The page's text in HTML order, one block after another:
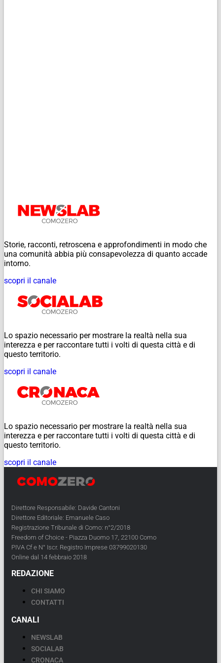
Storie, racconti, retroscena e approfondimenti in modo che
una comunità abbia più consapevolezza di quanto accade
intorno.
scopri il canale
Lo spazio necessario per mostrare la realtà nella sua
interezza e per raccontare tutti i volti di questa città e di
questo territorio.
scopri il canale
Lo spazio necessario per mostrare la realtà nella sua
interezza e per raccontare tutti i volti di questa città e di
questo territorio.
scopri il canale
Direttore Responsabile: Davide Cantoni
Direttore Editoriale: Emanuele Caso
Registrazione Tribunale di Como: n°2/2018
Freedom of Choice - Piazza Duomo 17, 22100 Como
PIVA Cf e N° Iscr. Registro Imprese 03799020130
Online dal 14 febbraio 2018
REDAZIONE
CHI SIAMO
CONTATTI
CANALI
NEWSLAB
SOCIALAB
CRONACA